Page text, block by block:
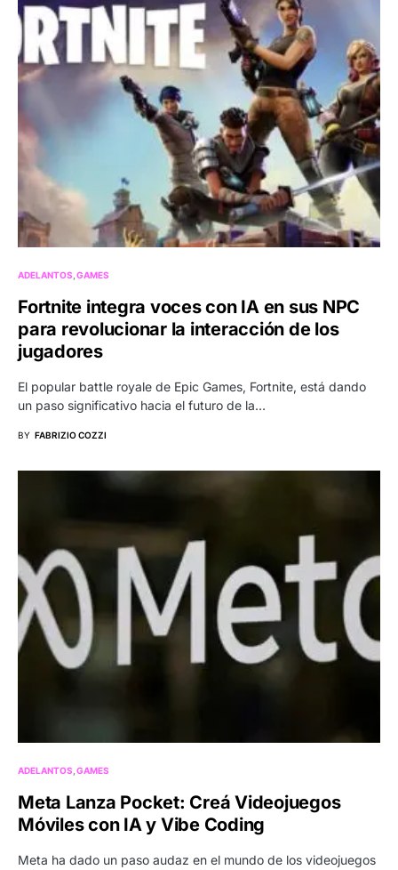
ADELANTOS GAMES
Fortnite integra voces con IA en sus NPC
para revolucionar la interacción de los
jugadores
El popular battle royale de Epic Games, Fortnite, está dando
un paso significativo hacia el futuro de la…
BY FABRIZIO COZZI
ADELANTOS GAMES
Meta Lanza Pocket: Creá Videojuegos
Móviles con IA y Vibe Coding
Meta ha dado un paso audaz en el mundo de los videojuegos